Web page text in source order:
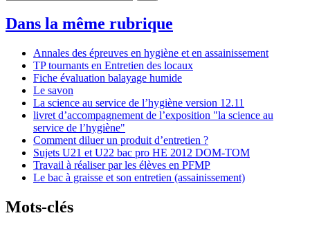
Dans la même rubrique
Annales des épreuves en hygiène et en assainissement
TP tournants en Entretien des locaux
Fiche évaluation balayage humide
Le savon
La science au service de l’hygiène version 12.11
livret d’accompagnement de l’exposition "la science au
service de l’hygiène"
Comment diluer un produit d’entretien ?
Sujets U21 et U22 bac pro HE 2012 DOM-TOM
Travail à réaliser par les élèves en PFMP
Le bac à graisse et son entretien (assainissement)
Mots-clés